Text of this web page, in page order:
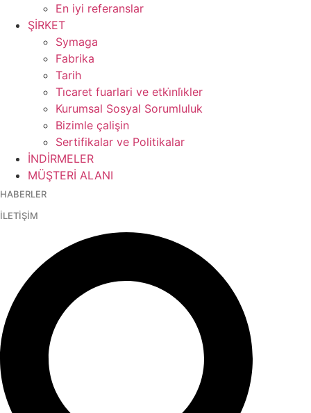
En iyi referanslar
ŞİRKET
Symaga
Fabrika
Tarih
Ti̇caret fuarlari ve etki̇nli̇kler
Kurumsal Sosyal Sorumluluk
Bizimle çalişin
Sertifikalar ve Politikalar
İNDİRMELER
MÜŞTERİ ALANI
HABERLER
İLETİŞİM